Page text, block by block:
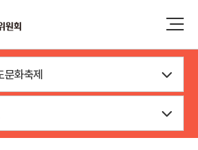
화축제